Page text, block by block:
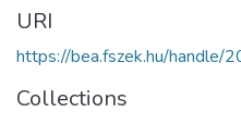
URI
https://bea.fszek.hu/
Collections